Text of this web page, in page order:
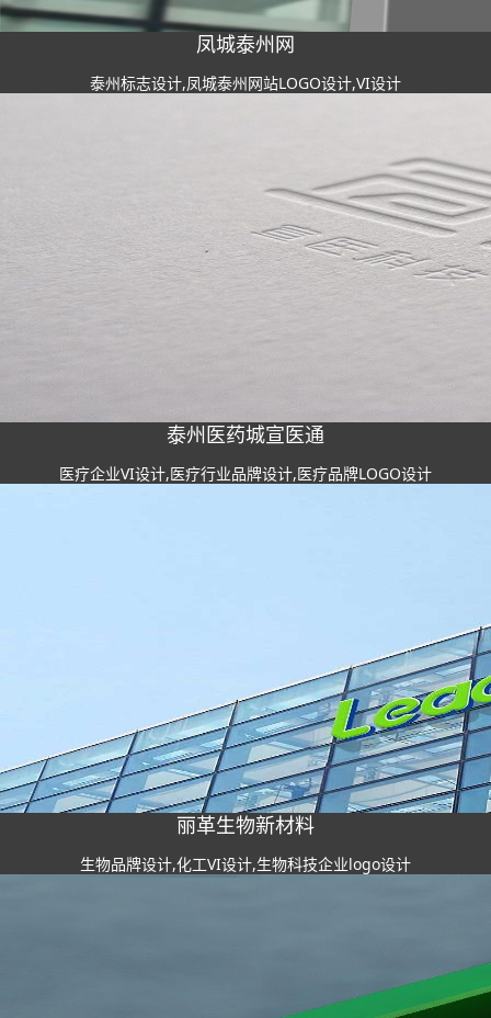
凤城泰州网
泰州标志设计,凤城泰州网站LOGO设计,VI设计
泰州医药城宣医通
医疗企业VI设计,医疗行业品牌设计,医疗品牌LOGO设计
丽革生物新材料
生物品牌设计,化工VI设计,生物科技企业logo设计